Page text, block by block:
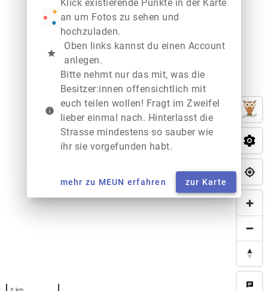
chat
Klick existierende Punkte in der Karte
an um Fotos zu sehen und
hochzuladen.
star
Oben links kannst du einen Account
anlegen.
info
Bitte nehmt nur das mit, was die
Besitzer:innen offensichtlich mit
euch teilen wollen! Fragt im Zweifel
lieber einmal nach. Hinterlasst die
Strasse mindestens so sauber wie
ihr sie vorgefunden habt.
mehr zu MEUN erfahren zur Karte